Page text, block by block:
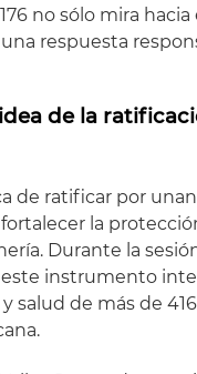
no sólo mira
respuesta
de la
de ratificar por
la
Durante la
este instrumento
salud de más de